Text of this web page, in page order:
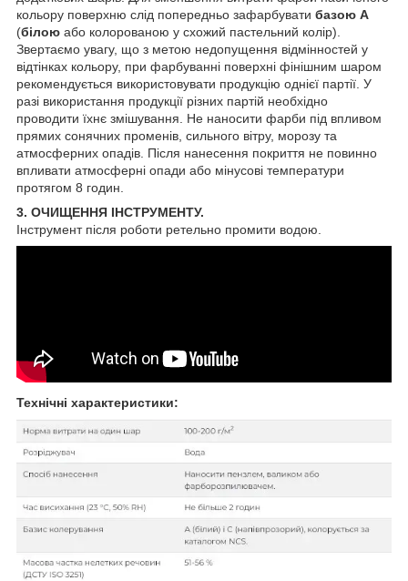
кольору поверхню слід попередньо зафарбувати базою А
(білою або колорованою у схожий пастельний колір).
Звертаємо увагу, що з метою недопущення відмінностей у
відтінках кольору, при фарбуванні поверхні фінішним шаром
рекомендується використовувати продукцію однієї партії. У
разі використання продукції різних партій необхідно
проводити їхнє змішування. Не наносити фарби під впливом
прямих сонячних променів, сильного вітру, морозу та
атмосферних опадів. Після нанесення покриття не повинно
впливати атмосферні опади або мінусові температури
протягом 8 годин.
3. ОЧИЩЕННЯ ІНСТРУМЕНТУ.
Інструмент після роботи ретельно промити водою.
Технічні характеристики: